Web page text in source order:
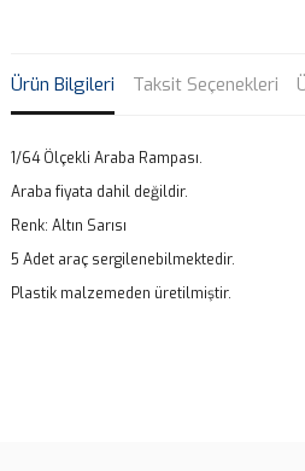
Ürün Bilgileri Taksit Seçenekleri
1/64 Ölçekli Araba Rampası.
Araba fiyata dahil değildir.
Renk: Altın Sarısı
5 Adet araç sergilenebilmektedir.
Plastik malzemeden üretilmiştir.